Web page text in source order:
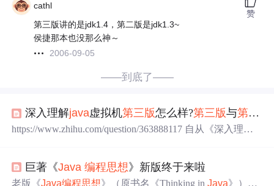
cathl
第三版讲的是jdk1.4，第二版是jdk1.3~
侯捷那本也没那么神～
2006-09-05
赞
——到底了——
深入理解java虚拟机第三版怎么样?第三版与第二版
https://www.zhihu.com/question/363888117 自从《深入理解
了，所以文本就是站在我个人的角来回答这个问题的。
《深入理解Java虚拟机（第 3 版）》，我是 19 年 12 月底
巨著《Java 编程思想》新版终于来啦
老版《Java编程思想》（原书名《Thinking inJava》）得